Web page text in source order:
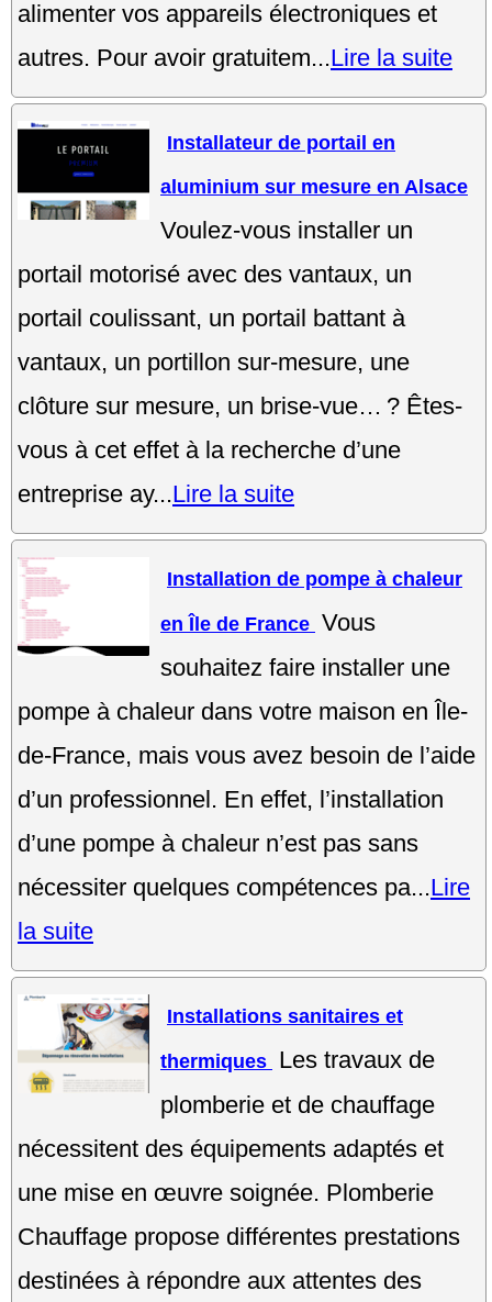
alimenter vos appareils électroniques et
autres. Pour avoir gratuitem...Lire la suite
Installateur de portail en
aluminium sur mesure en Alsace
Voulez-vous installer un
portail motorisé avec des vantaux, un
portail coulissant, un portail battant à
vantaux, un portillon sur-mesure, une
clôture sur mesure, un brise-vue… ? Êtes-
vous à cet effet à la recherche d’une
entreprise ay...Lire la suite
Installation de pompe à chaleur
en Île de France Vous
souhaitez faire installer une
pompe à chaleur dans votre maison en Île-
de-France, mais vous avez besoin de l’aide
d’un professionnel. En effet, l’installation
d’une pompe à chaleur n’est pas sans
nécessiter quelques compétences pa...Lire
la suite
Installations sanitaires et
thermiques Les travaux de
plomberie et de chauffage
nécessitent des équipements adaptés et
une mise en œuvre soignée. Plomberie
Chauffage propose différentes prestations
destinées à répondre aux attentes des